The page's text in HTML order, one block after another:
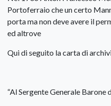
Portoferraio che un certo
porta ma non deve avere il
ed altrove
Qui di seguito la carta di
“Al Sergente Generale Barone